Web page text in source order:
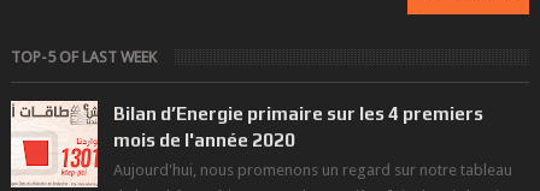
TOP-5 OF LAST WEEK
Bilan d’Energie primaire sur les 4 premiers
mois de l'année 2020
Aujourd'hui, nous promenons un regard sur notre tableau